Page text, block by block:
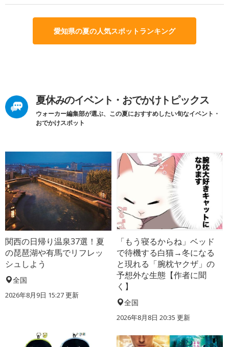
愛知県の夏の人気スポットランキング
夏休みのイベント・おでかけトピックス
ウォーカー編集部が選ぶ、この夏におすすめしたい旬なイベント・
おでかけスポット
関西の日帰り温泉37選！夏
の琵琶湖や有馬でリフレッ
シュしよう
全国
2026年8月9日 15:27更新
「もう寝るからね」ベッド
で待機する白猫→冬になる
と現れる「腕枕ヤクザ」の
予想外な生態【作者に聞
く】
全国
2026年8月8日 20:35 更新